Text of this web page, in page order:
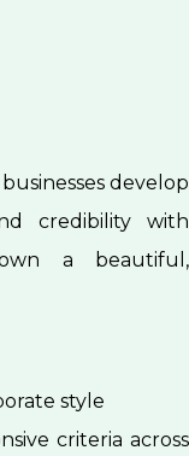
develop
credibility with
a beautiful,
style
criteria across